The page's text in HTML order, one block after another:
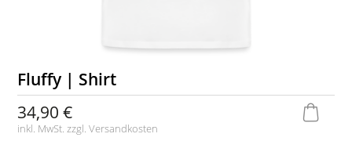
Fluffy | Shirt
34,90 €
inkl. MwSt. zzgl.Versandkosten